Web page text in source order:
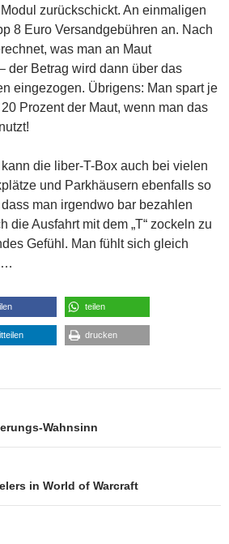
zurückschickt. An einmaligen
8 Euro Versandgebühren an. Nach
was man an Maut
der Betrag wird dann über das
eingezogen. Übrigens: Man spart je
Prozent der Maut, wenn man das
die liber-T-Box auch bei vielen
und Parkhäusern ebenfalls so
man irgendwo bar bezahlen
die Ausfahrt mit dem „T“ zockeln zu
Gefühl. Man fühlt sich gleich
teilen
drucken
Wahnsinn
in World of Warcraft